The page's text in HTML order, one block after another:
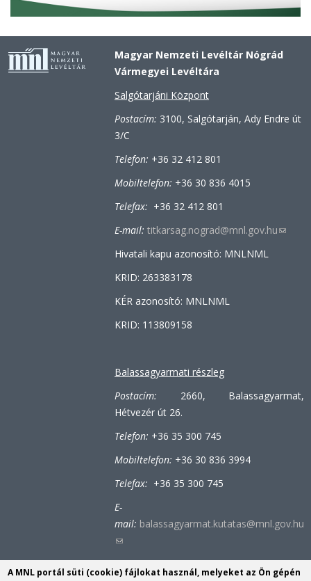
Magyar Nemzeti Levéltár Nógrád
Vármegyei Levéltára
Salgótarjáni Központ
Postacím: 3100, Salgótarján, Ady Endre út
3/C
Telefon: +36 32 412 801
Mobiltelefon: +36 30 836 4015
Telefax: +36 32 412 801
E-mail: titkarsag.nograd@mnl.gov.hu(link
Hivatali kapu azonosító: MNLNML
KRID: 263383178
KÉR azonosító: MNLNML
KRID: 113809158
Balassagyarmati részleg
Postacím: 2660, Balassagyarmat,
Hétvezér út 26.
Telefon: +36 35 300 745
Mobiltelefon: +36 30 836 3994
Telefax: +36 35 300 745
E-
mail: balassagyarmat.kutatas@mnl.gov.hu
(link
sends
e-
A MNL portál süti (cookie) fájlokat használ, melyeket az Ön gépén